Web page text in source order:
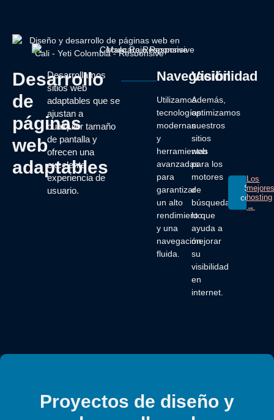
Desarrollo
de
páginas
web
adaptables
Desarrollamos
sitios web
adaptables que se
ajustan a
cualquier tamaño
de pantalla y
ofrecen una
excelente
experiencia de
usuario.
Navegación
Utilizamos
tecnologías
modernas
y
herramientas
avanzadas
para
garantizar
un alto
rendimiento
y una
navegación
fluida.
Visibilidad
Además,
optimizamos
nuestros
sitios
web
para los
motores
de
búsqueda,
lo que
ayuda a
mejorar
su
visibilidad
en
internet.
Los
hosting
→
Proyectos de diseño y